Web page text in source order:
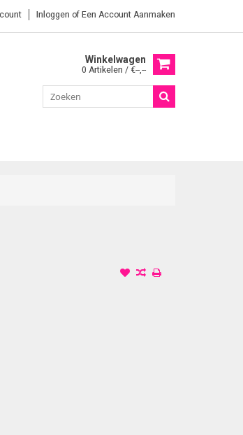
Inloggen of Een Account Aanmaken
Winkelwagen
0 Artikelen / €--,--